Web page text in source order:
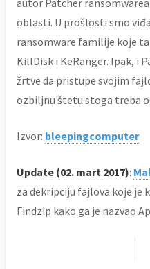
oblasti. U prošlosti smo
ransomware familije koje
KillDisk i KeRanger. Ipak, i
žrtve da pristupe svojim
ozbiljnu štetu stoga treba
Izvor: bleepingcomputer
Update (02. mart 2017):
za dekripciju fajlova koje je
Findzip kako ga je nazvao